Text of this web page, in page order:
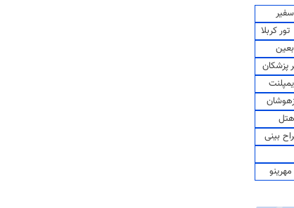
سفیر
تور کربلا
پزشکان
بینی
مهرینو